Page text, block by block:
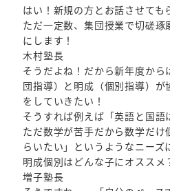
はい！新規の方とお話させても
ただ一定数、集団授業で切磋
にします！
木村塾長
そうだよね！だから新年度か
団指導）と明成（個別指導）が
をしていきたい！
そうすれば例えば「英語と国語
ただ数学が苦手だから数学だけ
らいたい」というようなニーズ
明成個別はどんな子にオススメ
増子塾長